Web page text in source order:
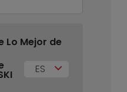
Lo Mejor de
ES